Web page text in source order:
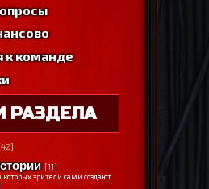
к команде
РАЗДЕЛА
[11]
зрители сами создают